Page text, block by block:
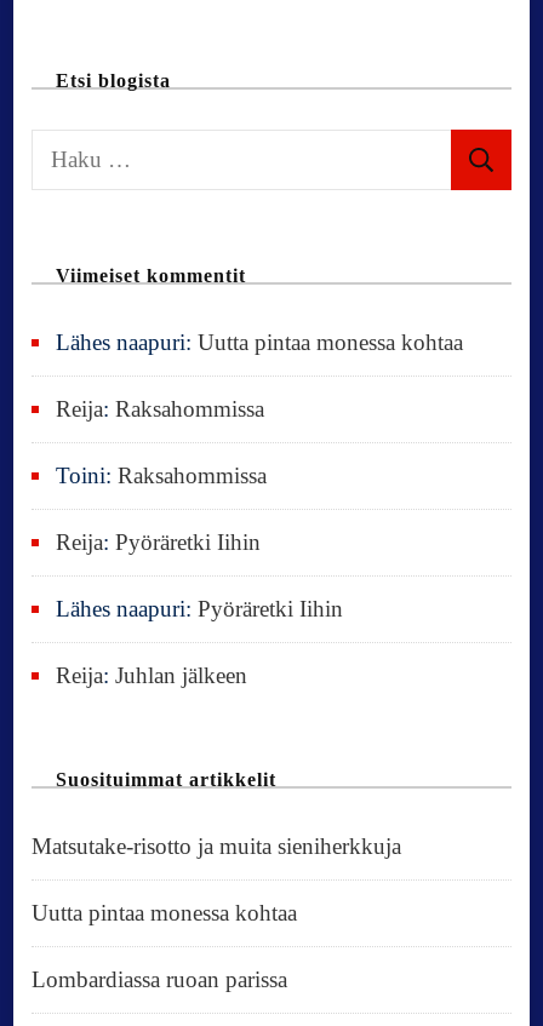
t
i
n
Etsi blogista
a
Viimeiset kommentit
Lähes naapuri:Uutta pintaa monessa kohtaa
Reija:Raksahommissa
Toini:Raksahommissa
Reija:Pyöräretki Iihin
Lähes naapuri:Pyöräretki Iihin
Reija:Juhlan jälkeen
Suosituimmat artikkelit
Matsutake-risotto ja muita sieniherkkuja
Uutta pintaa monessa kohtaa
Lombardiassa ruoan parissa